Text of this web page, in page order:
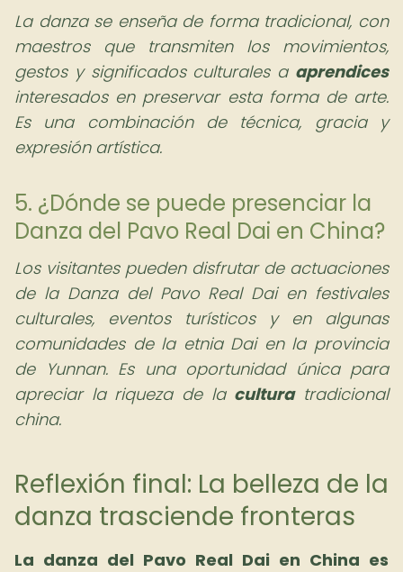
La danza se enseña de forma tradicional, con
maestros que transmiten los movimientos,
gestos y significados culturales a aprendices
interesados en preservar esta forma de arte.
Es una combinación de técnica, gracia y
expresión artística.
5. ¿Dónde se puede presenciar la
Danza del Pavo Real Dai en China?
Los visitantes pueden disfrutar de actuaciones
de la Danza del Pavo Real Dai en festivales
culturales, eventos turísticos y en algunas
comunidades de la etnia Dai en la provincia
de Yunnan. Es una oportunidad única para
apreciar la riqueza de la culturatradicional
china.
Reflexión final: La belleza de la
danza trasciende fronteras
La danza del Pavo Real Dai en China es